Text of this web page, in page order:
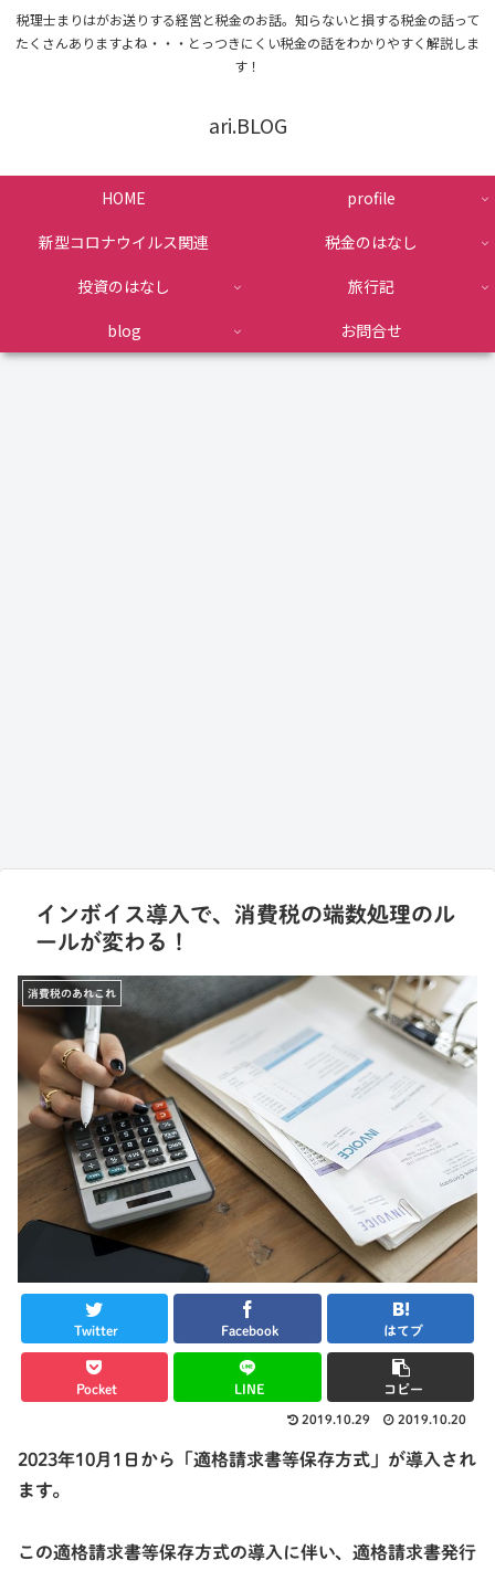
税理士まりはがお送りする経営と税金のお話。知らないと損する税金の話って
たくさんありますよね・・・とっつきにくい税金の話をわかりやすく解説しま
す！
ari.BLOG
HOME
profile
新型コロナウイルス関連
税金のはなし
投資のはなし
旅行記
blog
お問合せ
インボイス導入で、消費税の端数処理のル
ールが変わる！
消費税のあれこれ
Twitter Facebook はてブ
Pocket LINE コピー
2019.10.29 2019.10.20
2023年10月1日から「適格請求書等保存方式」が導入され
ます。
この適格請求書等保存方式の導入に伴い、適格請求書発行